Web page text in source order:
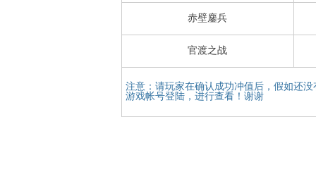
赤壁鏖兵
官渡之战
注意：请玩家在确认成功冲值后，假如还
游戏帐号登陆，进行查看！谢谢